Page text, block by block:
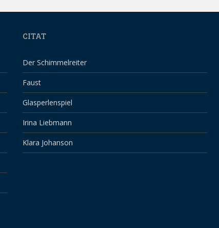
CITAT
Der Schimmelreiter
Faust
Glasperlenspiel
Irina Liebmann
Klara Johanson